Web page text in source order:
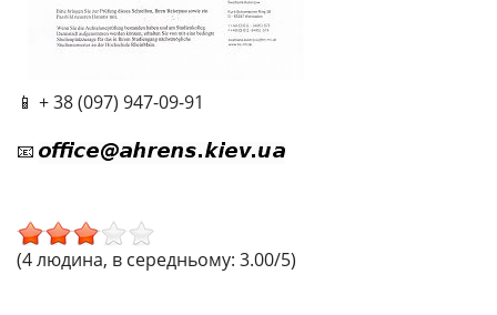
📱 + 38 (097) 947-09-91
📧
(4 людина, в середньому: 3.00/5)